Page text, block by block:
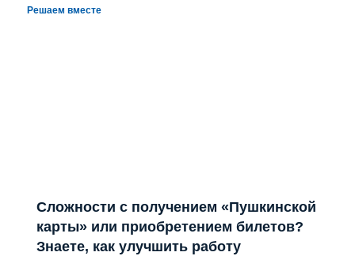
Решаем вместе
Сложности с получением «Пушкинской
карты» или приобретением билетов?
Знаете, как улучшить работу